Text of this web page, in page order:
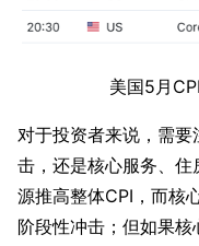
美国5月
对于投资者来说，需
击，还是核心服务、
源推高整体CPI，而核
阶段性冲击；但如果